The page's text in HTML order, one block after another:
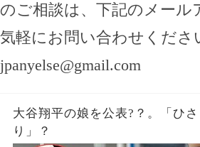
のご相談は、下記のメール
気軽にお問い合わせくださ
jpanyelse@gmail.com
大谷翔平の娘を公表?？。「ひ
り」？